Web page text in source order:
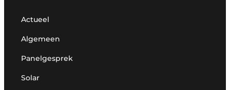
Actueel
Algemeen
Panelgesprek
Solar